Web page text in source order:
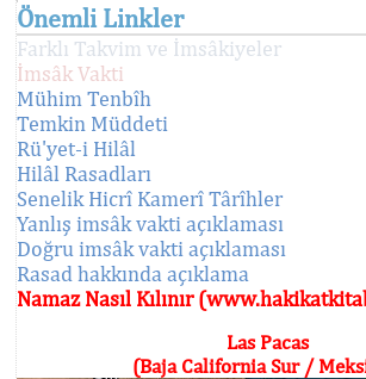
Önemli Linkler
Farklı Takvim ve İmsâkiyeler
İmsâk Vakti
Mühim Tenbîh
Temkin Müddeti
Rü'yet-i Hilâl
Hilâl Rasadları
Senelik Hicrî Kamerî Târîhler
Yanlış imsâk vakti açıklaması
Doğru imsâk vakti açıklaması
Rasad hakkında açıklama
Namaz Nasıl Kılınır
Las Pacas
(Baja California Sur /